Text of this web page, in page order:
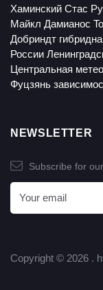
Хаминский Стас
Майкл Дамианос
Добриндт
России
Центральная
Фуцзянь
NEWSLETTER
Subscribe for
Copyright © 2026 .